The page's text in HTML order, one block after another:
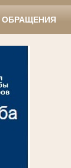
ОБРАЩЕНИЯ